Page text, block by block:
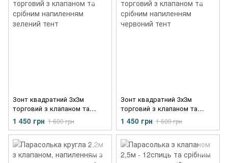
Зонт квадратний 3х3м
торговий з клапаном та
срібним напиленням зелений
тент
1 450 грн 1 600 грн
Зонт квадратний 3х3м
торговий з клапаном та
срібним напиленням
червоний тент
1 450 грн 1 600 грн